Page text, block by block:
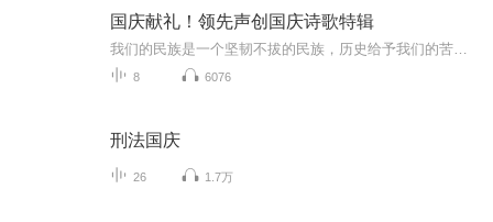
国庆献礼！领先声创国庆诗歌特辑
8 6076
刑法国庆
26 1.7万